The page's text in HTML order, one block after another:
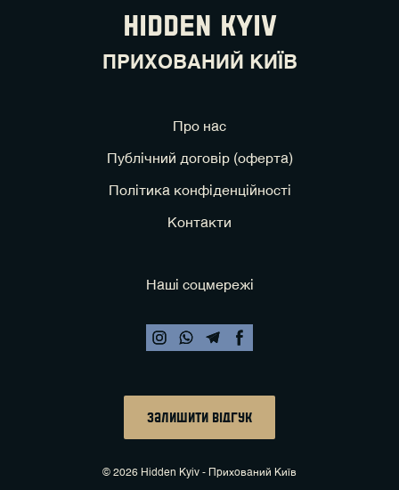
HIDDEN KYIV
ПРИХОВАНИЙ КИЇВ
Про нас
Публічний договір (оферта)
Політика конфіденційності
Контакти
Наші соцмережі
залишити відгук
© 2026 Hidden Kyiv - Прихований Київ